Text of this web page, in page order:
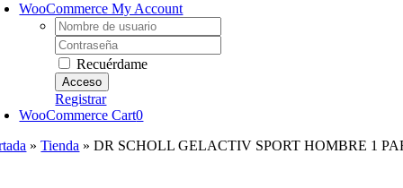
WooCommerce My Account
Username:
Password:
Recuérdame
Registrar
WooCommerce Cart0
»Tienda »DR SCHOLL GELACTIV SPORT HOMBRE 1